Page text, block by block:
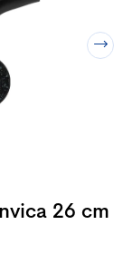
26 cm